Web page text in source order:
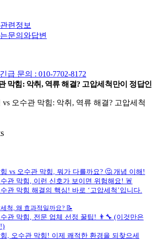
련정보
문의와답변
긴급 문의 : 010-7702-8172
막힘: 악취, 역류 해결? 고압세척만이 정답인
vs 오수관 막힘: 악취, 역류 해결? 고압세척
vs 오수관 막힘, 뭐가 다를까요? 🤔 개념 이해!
관 막힘, 이런 신호가 보이면 위험해요! 🚨
관 막힘 해결의 핵심! 바로 ‘고압세척’입니다.
척, 왜 효과적일까요? 📝
관 막힘, 전문 업체 선정 꿀팁! 👨‍🔧 (이것만은
, 오수관 막힘! 이제 쾌적한 환경을 되찾으세